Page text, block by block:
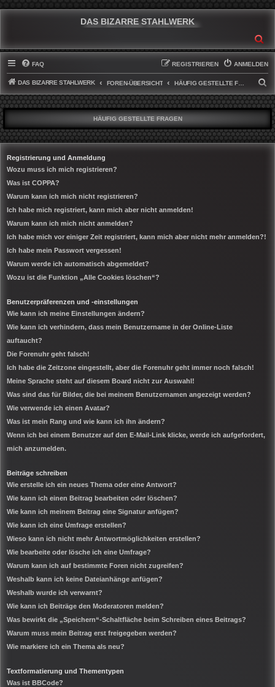
DAS BIZARRE STAHLWERK
FAQ ANMELDEN
REGISTRIEREN
DAS BIZARRE STAHLWERK FOREN-ÜBERSICHT HÄUFIG GESTELLTE FRAGEN
U
C
H
E
HÄUFIG GESTELLTE FRAGEN
Registrierung und Anmeldung
Wozu muss ich mich registrieren?
Was ist COPPA?
Warum kann ich mich nicht registrieren?
Ich habe mich registriert, kann mich aber nicht anmelden!
Warum kann ich mich nicht anmelden?
Ich habe mich vor einiger Zeit registriert, kann mich aber nicht mehr anmelden?!
Ich habe mein Passwort vergessen!
Warum werde ich automatisch abgemeldet?
Wozu ist die Funktion „Alle Cookies löschen“?
Benutzerpräferenzen und -einstellungen
Wie kann ich meine Einstellungen ändern?
Wie kann ich verhindern, dass mein Benutzername in der Online-Liste
auftaucht?
Die Forenuhr geht falsch!
Ich habe die Zeitzone eingestellt, aber die Forenuhr geht immer noch falsch!
Meine Sprache steht auf diesem Board nicht zur Auswahl!
Was sind das für Bilder, die bei meinem Benutzernamen angezeigt werden?
Wie verwende ich einen Avatar?
Was ist mein Rang und wie kann ich ihn ändern?
Wenn ich bei einem Benutzer auf den E-Mail-Link klicke, werde ich aufgefordert,
mich anzumelden.
Beiträge schreiben
Wie erstelle ich ein neues Thema oder eine Antwort?
Wie kann ich einen Beitrag bearbeiten oder löschen?
Wie kann ich meinem Beitrag eine Signatur anfügen?
Wie kann ich eine Umfrage erstellen?
Wieso kann ich nicht mehr Antwortmöglichkeiten erstellen?
Wie bearbeite oder lösche ich eine Umfrage?
Warum kann ich auf bestimmte Foren nicht zugreifen?
Weshalb kann ich keine Dateianhänge anfügen?
Weshalb wurde ich verwarnt?
Wie kann ich Beiträge den Moderatoren melden?
Was bewirkt die „Speichern“-Schaltfläche beim Schreiben eines Beitrags?
Warum muss mein Beitrag erst freigegeben werden?
Wie markiere ich ein Thema als neu?
Textformatierung und Thementypen
Was ist BBCode?